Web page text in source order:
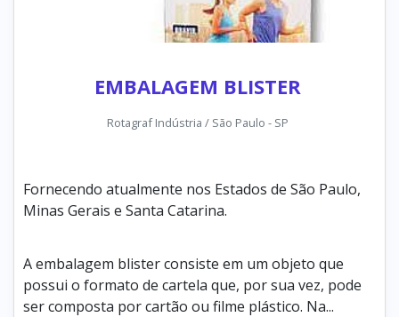
EMBALAGEM BLISTER
Rotagraf Indústria / São Paulo - SP
Fornecendo atualmente nos Estados de São Paulo,
Minas Gerais e Santa Catarina.
A embalagem blister consiste em um objeto que
possui o formato de cartela que, por sua vez, pode
ser composta por cartão ou filme plástico. Na...